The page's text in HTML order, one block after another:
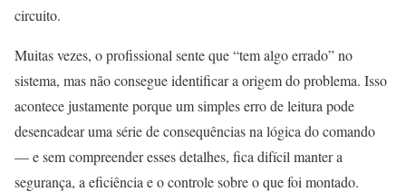
circuito.
Muitas vezes, o profissional sente que “tem algo errado” no
sistema, mas não consegue identificar a origem do problema. Isso
acontece justamente porque um simples erro de leitura pode
desencadear uma série de consequências na lógica do comando
— e sem compreender esses detalhes, fica difícil manter a
segurança, a eficiência e o controle sobre o que foi montado.